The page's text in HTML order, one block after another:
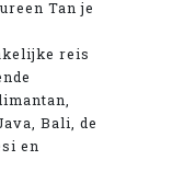
Tan je
reis
Bali, de
en